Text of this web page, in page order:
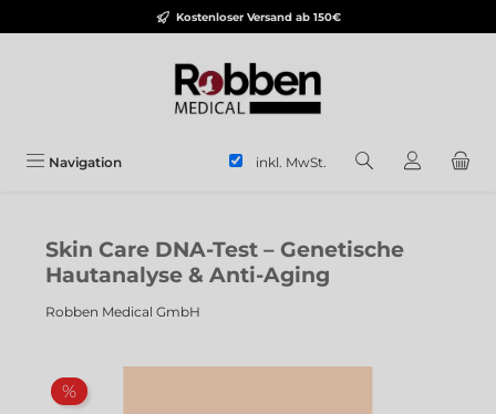
Zum Hauptinhalt springenKostenloser Versand ab 150€
Navigation inkl. MwSt.
Skin Care DNA-Test – Genetische
Hautanalyse & Anti-Aging
Robben Medical GmbH
Bildergalerie überspringen
%Rabatt